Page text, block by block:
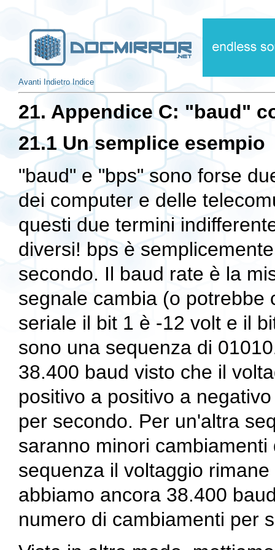
Avanti Indietro Indice
21. Appendice C: "baud"
21.1 Un semplice esempio
"baud" e "bps" sono forse
dei computer e delle
questi due termini
diversi! bps è
secondo. Il baud rate è la
segnale cambia (o potrebbe
seriale il bit 1 è -12 volt e il
sono una sequenza di
38.400 baud visto che il
positivo a positivo a
per secondo. Per un'altra
saranno minori
sequenza il voltaggio
abbiamo ancora 38.400
numero di cambiamenti per